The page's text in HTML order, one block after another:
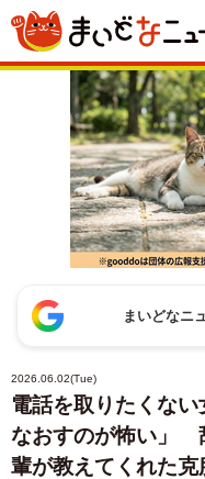
まいどなニ
2026.06.02(Tue)
電話を取りたくな
なおすのが怖い」
輩が教えてくれた